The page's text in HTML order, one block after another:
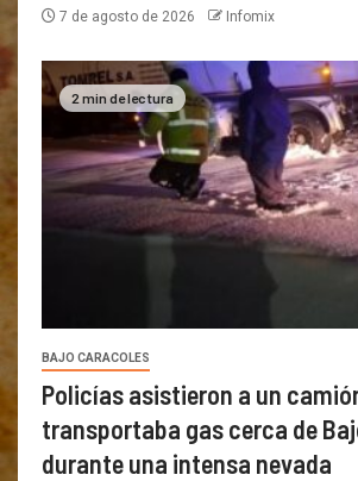
7 de agosto de 2026 Infomix
2 min de lectura
BAJO CARACOLES
Policías asistieron a un
transportaba gas cerca de
durante una intensa nevada